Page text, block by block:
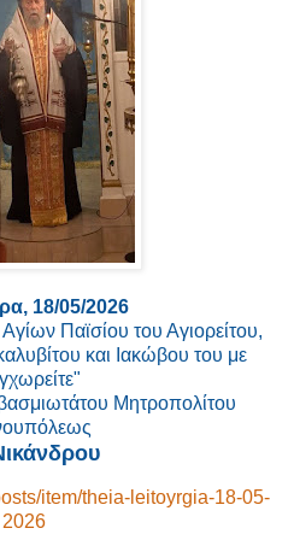
18/05/2026
Παϊσίου του Αγιορείτου,
και Ιακώβου του με
Μητροπολίτου
item/theia-leitoyrgia-18-05-
2026